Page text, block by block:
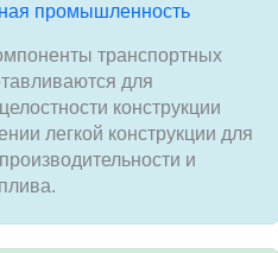
промышленность
транспортных
для
конструкции
легкой конструкции для
и